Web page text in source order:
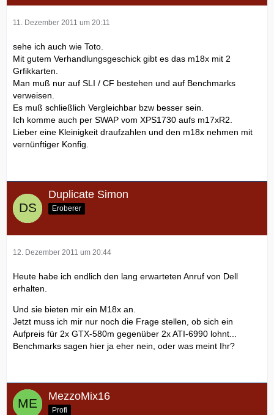
11. Dezember 2011 um 20:11
sehe ich auch wie Toto.
Mit gutem Verhandlungsgeschick gibt es das m18x mit 2
Grfikkarten.
Man muß nur auf SLI / CF bestehen und auf Benchmarks
verweisen.
Es muß schließlich Vergleichbar bzw besser sein.
Ich komme auch per SWAP vom XPS1730 aufs m17xR2.
Lieber eine Kleinigkeit draufzahlen und den m18x nehmen mit
vernünftiger Konfig.
Duplicate Simon
Eroberer
12. Dezember 2011 um 20:44
Heute habe ich endlich den lang erwarteten Anruf von Dell
erhalten.
Und sie bieten mir ein M18x an.
Jetzt muss ich mir nur noch die Frage stellen, ob sich ein
Aufpreis für 2x GTX-580m gegenüber 2x ATI-6990 lohnt...
Benchmarks sagen hier ja eher nein, oder was meint Ihr?
MezzoMix16
Profi